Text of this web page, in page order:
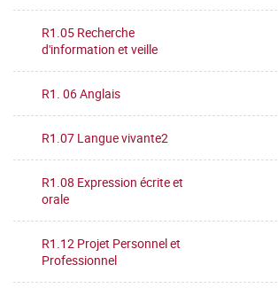
R1.05 Recherche
d'information et veille
R1. 06 Anglais
R1.07 Langue vivante2
R1.08 Expression écrite et
orale
R1.12 Projet Personnel et
Professionnel